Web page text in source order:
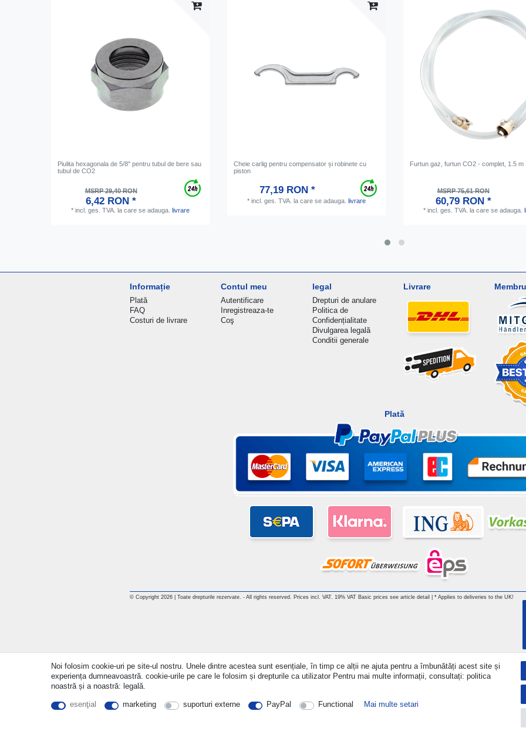
Piulita hexagonala de 5/8" pentru tubul de bere sau
tubul de CO2
MSRP 29,40 RON
6,42 RON *
* incl. ges. TVA. la care se adauga. livrare
Cheie carlig pentru compensator și robinete cu
piston
77,19 RON *
* incl. ges. TVA. la care se adauga. livrare
Furtun gaz, furtun CO2 - complet, 1.5 m
MSRP 75,61 RON
60,79 RON *
* incl. ges. TVA. la care se adauga.
Informație
Plată
FAQ
Costuri de livrare
Contul meu
Autentificare
Inregistreaza-te
Coş
legal
Drepturi de anulare
Politica de
Confidențialitate
Divulgarea legală
Conditii generale
Livrare
Plată
© Copyright 2026 | Toate drepturile rezervate. - All rights reserved. Prices incl. VAT. 19% VAT Basic prices see article detail | * Applies to deliveries to the UK!
Noi folosim cookie-uri pe site-ul nostru. Unele dintre acestea sunt esențiale, în timp ce alții ne ajuta pentru a îmbunătăți acest site și
experiența dumneavoastră. cookie-urile pe care le folosim și drepturile ca utilizator Pentru mai multe informații, consultați: politica
noastră și a noastră: legală.
esenţial marketing suporturi externe PayPal Functional Mai multe setari